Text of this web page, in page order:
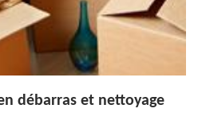
débarras et nettoyage